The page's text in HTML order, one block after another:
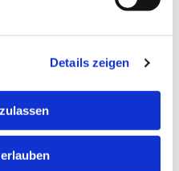
Details zeigen
– dass das
Nutzung von Facebook-
des sozialen Netzwerks
Inc., 1 Hacker Way, Menlo
Logo oder dem